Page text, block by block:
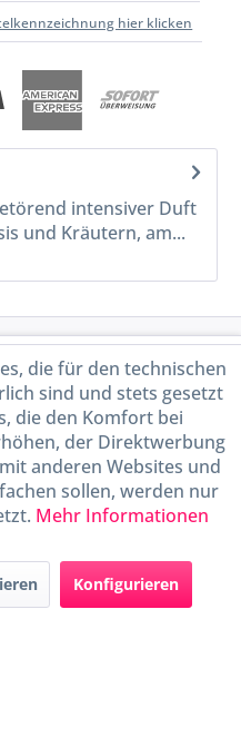
hier klicken
intensiver Duft
und Kräutern, am...
die für den technischen
sind und stets gesetzt
die den Komfort bei
der Direktwerbung
anderen Websites und
sollen, werden nur
Mehr Informationen
Konfigurieren